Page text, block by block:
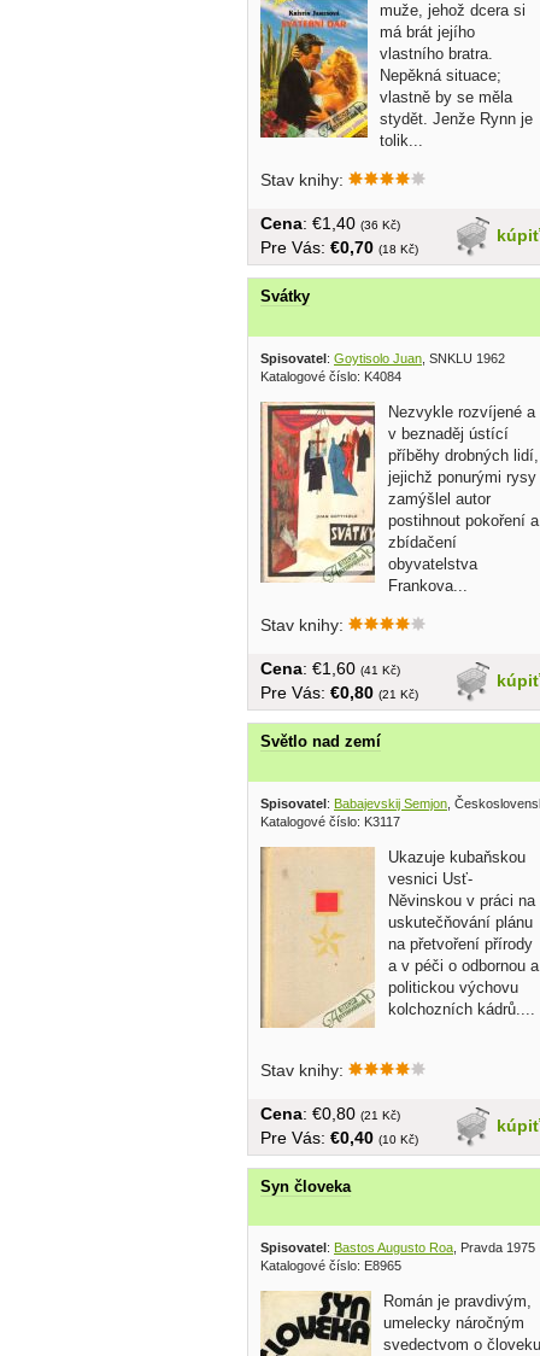
muže, jehož dcera si
má brát jejího
vlastního bratra.
Nepěkná situace;
vlastně by se měla
stydět. Jenže Rynn je
tolik...
Stav knihy:
kúpiť
Cena: €1,40 (36 Kč)
Pre Vás: €0,70 (18 Kč)
Svátky
Spisovatel: Goytisolo Juan , SNKLU 1962
Katalogové číslo: K4084
Nezvykle rozvíjené a
v beznaděj ústící
příběhy drobných lidí,
jejichž ponurými rysy
zamýšlel autor
postihnout pokoření a
zbídačení
obyvatelstva
Frankova...
Stav knihy:
kúpiť
Cena: €1,60 (41 Kč)
Pre Vás: €0,80 (21 Kč)
Světlo nad zemí
Spisovatel: Babajevskij Semjon ,
Katalogové číslo: K3117
Ukazuje kubaňskou
vesnici Usť-
Něvinskou v práci na
uskutečňování plánu
na přetvoření přírody
a v péči o odbornou a
politickou výchovu
kolchozních kádrů....
Stav knihy:
kúpiť
Cena: €0,80 (21 Kč)
Pre Vás: €0,40 (10 Kč)
Syn človeka
Spisovatel : Bastos Augusto Roa, Pravda 1975
Katalogové číslo: E8965
Román je pravdivým,
umelecky náročným
svedectvom o človeku